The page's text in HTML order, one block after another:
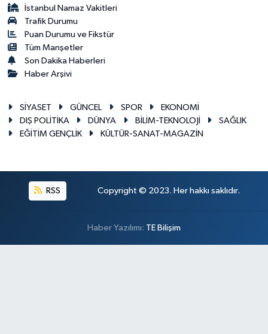
İstanbul Namaz Vakitleri
Trafik Durumu
Puan Durumu ve Fikstür
Tüm Manşetler
Son Dakika Haberleri
Haber Arşivi
SİYASET GÜNCEL SPOR
EKONOMİ
DIŞ POLİTİKA
DÜNYA BİLİM-TEKNOLOJİ
SAĞLIK
EĞİTİM GENÇLİK
KÜLTÜR-SANAT-MAGAZİN
RSS Copyright © 2023. Her hakkı saklıdır.
Haber Yazılımı: TE Bilişim